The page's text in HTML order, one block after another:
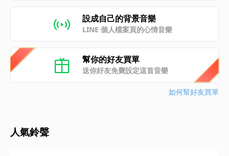
設成自己的背景音樂
LINE 個人檔案頁的心情音樂
幫你的好友買單
送你好友免費設定這首音樂
如何幫好友買單
人氣鈴聲